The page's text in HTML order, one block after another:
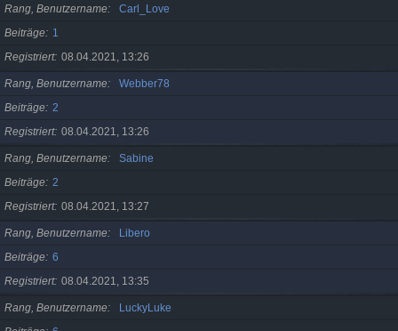
Rang, Benutzername
Carl_Love
Beiträge
1
Registriert 08.04.2021, 13:26
Rang, Benutzername
Webber78
Beiträge 2
Registriert 08.04.2021, 13:26
Rang, Benutzername
Sabine
Beiträge 2
Registriert 08.04.2021, 13:27
Rang, Benutzername
Libero
Beiträge 6
Registriert 08.04.2021, 13:35
Rang, Benutzername
LuckyLuke